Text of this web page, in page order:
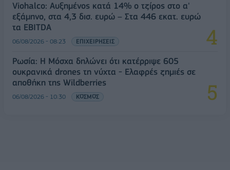
Viohalco: Αυξημένος κατά 14% ο τζίρος στο α'
εξάμηνο, στα 4,3 δισ. ευρώ – Στα 446 εκατ. ευρώ
τα EBITDA
06/08/2026 - 08:23 ΕΠΙΧΕΙΡΗΣΕΙΣ
Ρωσία: Η Μόσχα δηλώνει ότι κατέρριψε 605
ουκρανικά drones τη νύχτα - Ελαφρές ζημιές σε
αποθήκη της Wildberries
06/08/2026 - 10:30 ΚΟΣΜΟΣ